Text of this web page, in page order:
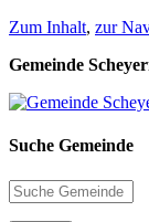
Zum Inhalt, zur
Gemeinde
Suche Gemeinde